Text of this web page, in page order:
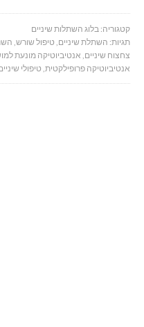
קטגוריה: בלוג השתלות שיניים
תגיות: השתלת שיניים, טיפול שורש,
צחצוח שיניים, אנטיביוטיקה מונעת
אנטיביוטיקה פרופילקטית,טיפולי